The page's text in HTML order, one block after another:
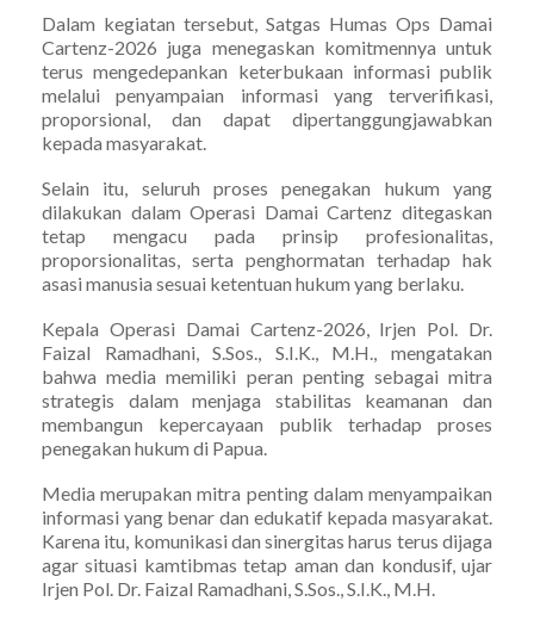
Dalam kegiatan tersebut, Satgas Humas Ops Damai
Cartenz-2026 juga menegaskan komitmennya untuk
terus mengedepankan keterbukaan informasi publik
melalui penyampaian informasi yang terverifikasi,
proporsional, dan dapat dipertanggungjawabkan
kepada masyarakat.
Selain itu, seluruh proses penegakan hukum yang
dilakukan dalam Operasi Damai Cartenz ditegaskan
tetap mengacu pada prinsip profesionalitas,
proporsionalitas, serta penghormatan terhadap hak
asasi manusia sesuai ketentuan hukum yang berlaku.
Kepala Operasi Damai Cartenz-2026, Irjen Pol. Dr.
Faizal Ramadhani, S.Sos., S.I.K., M.H., mengatakan
bahwa media memiliki peran penting sebagai mitra
strategis dalam menjaga stabilitas keamanan dan
membangun kepercayaan publik terhadap proses
penegakan hukum di Papua.
Media merupakan mitra penting dalam menyampaikan
informasi yang benar dan edukatif kepada masyarakat.
Karena itu, komunikasi dan sinergitas harus terus dijaga
agar situasi kamtibmas tetap aman dan kondusif, ujar
Irjen Pol. Dr. Faizal Ramadhani, S.Sos., S.I.K., M.H.